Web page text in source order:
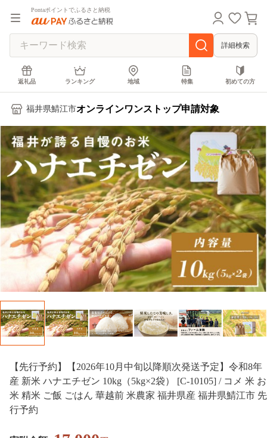
Pontaポイントでふるさと納税
詳細検索
返礼品 ランキング 地域 特集 初めての方
福井県鯖江市オンラインワンストップ申請対象
【先行予約】【2026年10月中旬以降順次発送予定】令和8年
産 新米 ハナエチゼン 10kg（5kg×2袋） [C-10105] / コメ 米 お
米 精米 ご飯 ごはん 華越前 米農家 福井県産 福井県鯖江市 先
行予約